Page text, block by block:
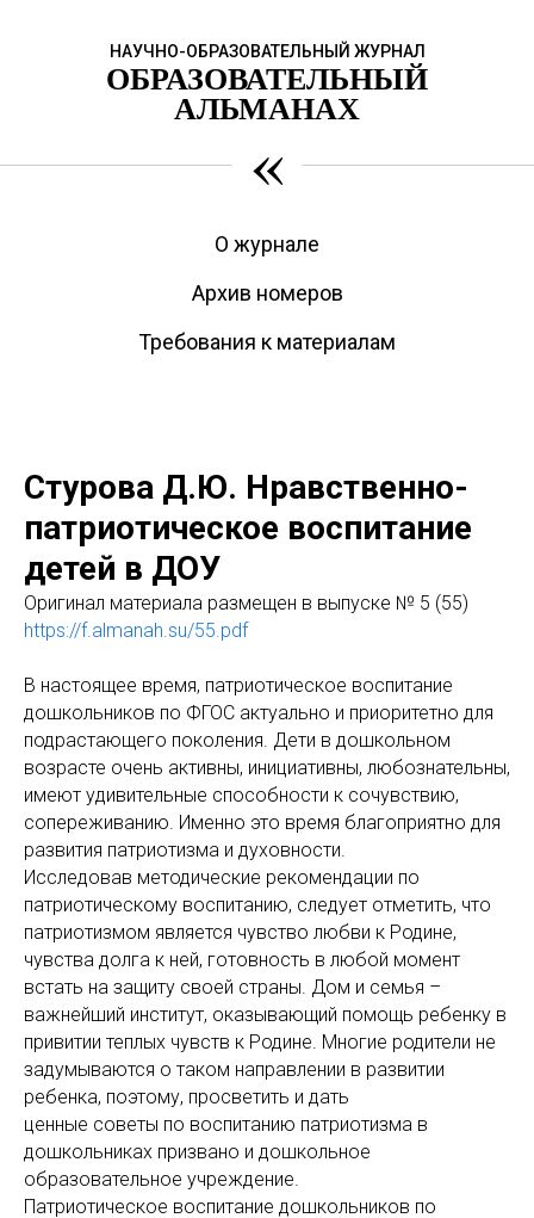
НАУЧНО-ОБРАЗОВАТЕЛЬНЫЙ ЖУРНАЛ
ОБРАЗОВАТЕЛЬНЫЙ
АЛЬМАНАХ
«
О журнале
Архив номеров
Требования к материалам
Стурова Д.Ю. Нравственно-
патриотическое воспитание
детей в ДОУ
Оригинaл материала размещен в выпуске № 5 (55)
https://f.almanah.su/55.pdf
В настоящее время, патриотическое воспитание
дошкольников по ФГОС актуально и приоритетно для
подрастающего поколения. Дети в дошкольном
возрасте очень активны, инициативны, любознательны,
имеют удивительные способности к сочувствию,
сопереживанию. Именно это время благоприятно для
развития патриотизма и духовности.
Исследовав методические рекомендации по
патриотическому воспитанию, следует отметить, что
патриотизмом является чувство любви к Родине,
чувства долга к ней, готовность в любой момент
встать на защиту своей страны. Дом и семья –
важнейший институт, оказывающий помощь ребенку в
привитии теплых чувств к Родине. Многие родители не
задумываются о таком направлении в развитии
ребенка, поэтому, просветить и дать
ценные советы по воспитанию патриотизма в
дошкольниках призвано и дошкольное
образовательное учреждение.
Патриотическое воспитание дошкольников по